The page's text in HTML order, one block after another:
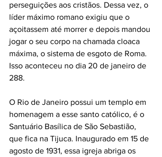
perseguições aos cristãos. Dessa vez, o
líder máximo romano exigiu que o
açoitassem até morrer e depois mandou
jogar o seu corpo na chamada cloaca
máxima, o sistema de esgoto de Roma.
Isso aconteceu no dia 20 de janeiro de
288.
O Rio de Janeiro possui um templo em
homenagem a esse santo católico, é o
Santuário Basílica de São Sebastião,
que fica na Tijuca. Inaugurado em 15 de
agosto de 1931, essa igreja abriga os